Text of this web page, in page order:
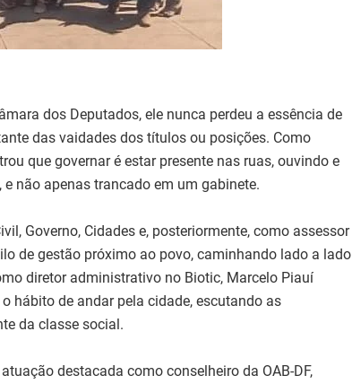
dos Deputados, ele nunca perdeu a essência de
das vaidades dos títulos ou posições. Como
que governar é estar presente nas ruas, ouvindo e
não apenas trancado em um gabinete.
Governo, Cidades e, posteriormente, como assessor
de gestão próximo ao povo, caminhando lado a lado
diretor administrativo no Biotic, Marcelo Piauí
hábito de andar pela cidade, escutando as
da classe social.
destacada como conselheiro da OAB-DF,